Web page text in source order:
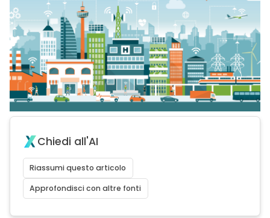
Chiedi all'AI
Riassumi questo articolo
Approfondisci con altre fonti